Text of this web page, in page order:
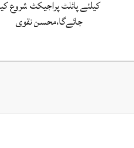
کیلئے پائلٹ پراجیکٹ شروع
جائےگا،محسن نقوی